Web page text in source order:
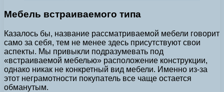
Мебель встраиваемого типа
Казалось бы, название рассматриваемой мебели говорит
само за себя, тем не менее здесь присутствуют свои
аспекты. Мы привыкли подразумевать под
«встраиваемой мебелью» расположение конструкции,
однако никак не конкретный вид мебели. Именно из-за
этот неграмотности покупатель все чаще остается
обманутым.